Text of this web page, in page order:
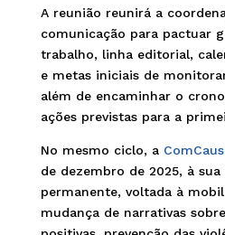
A reunião reunirá a
comunicação para pactuar
trabalho, linha editorial,
e metas iniciais de
além de encaminhar o
ações previstas para a
No mesmo ciclo, a
de dezembro de 2025, à
permanente, voltada à
mudança de narrativas